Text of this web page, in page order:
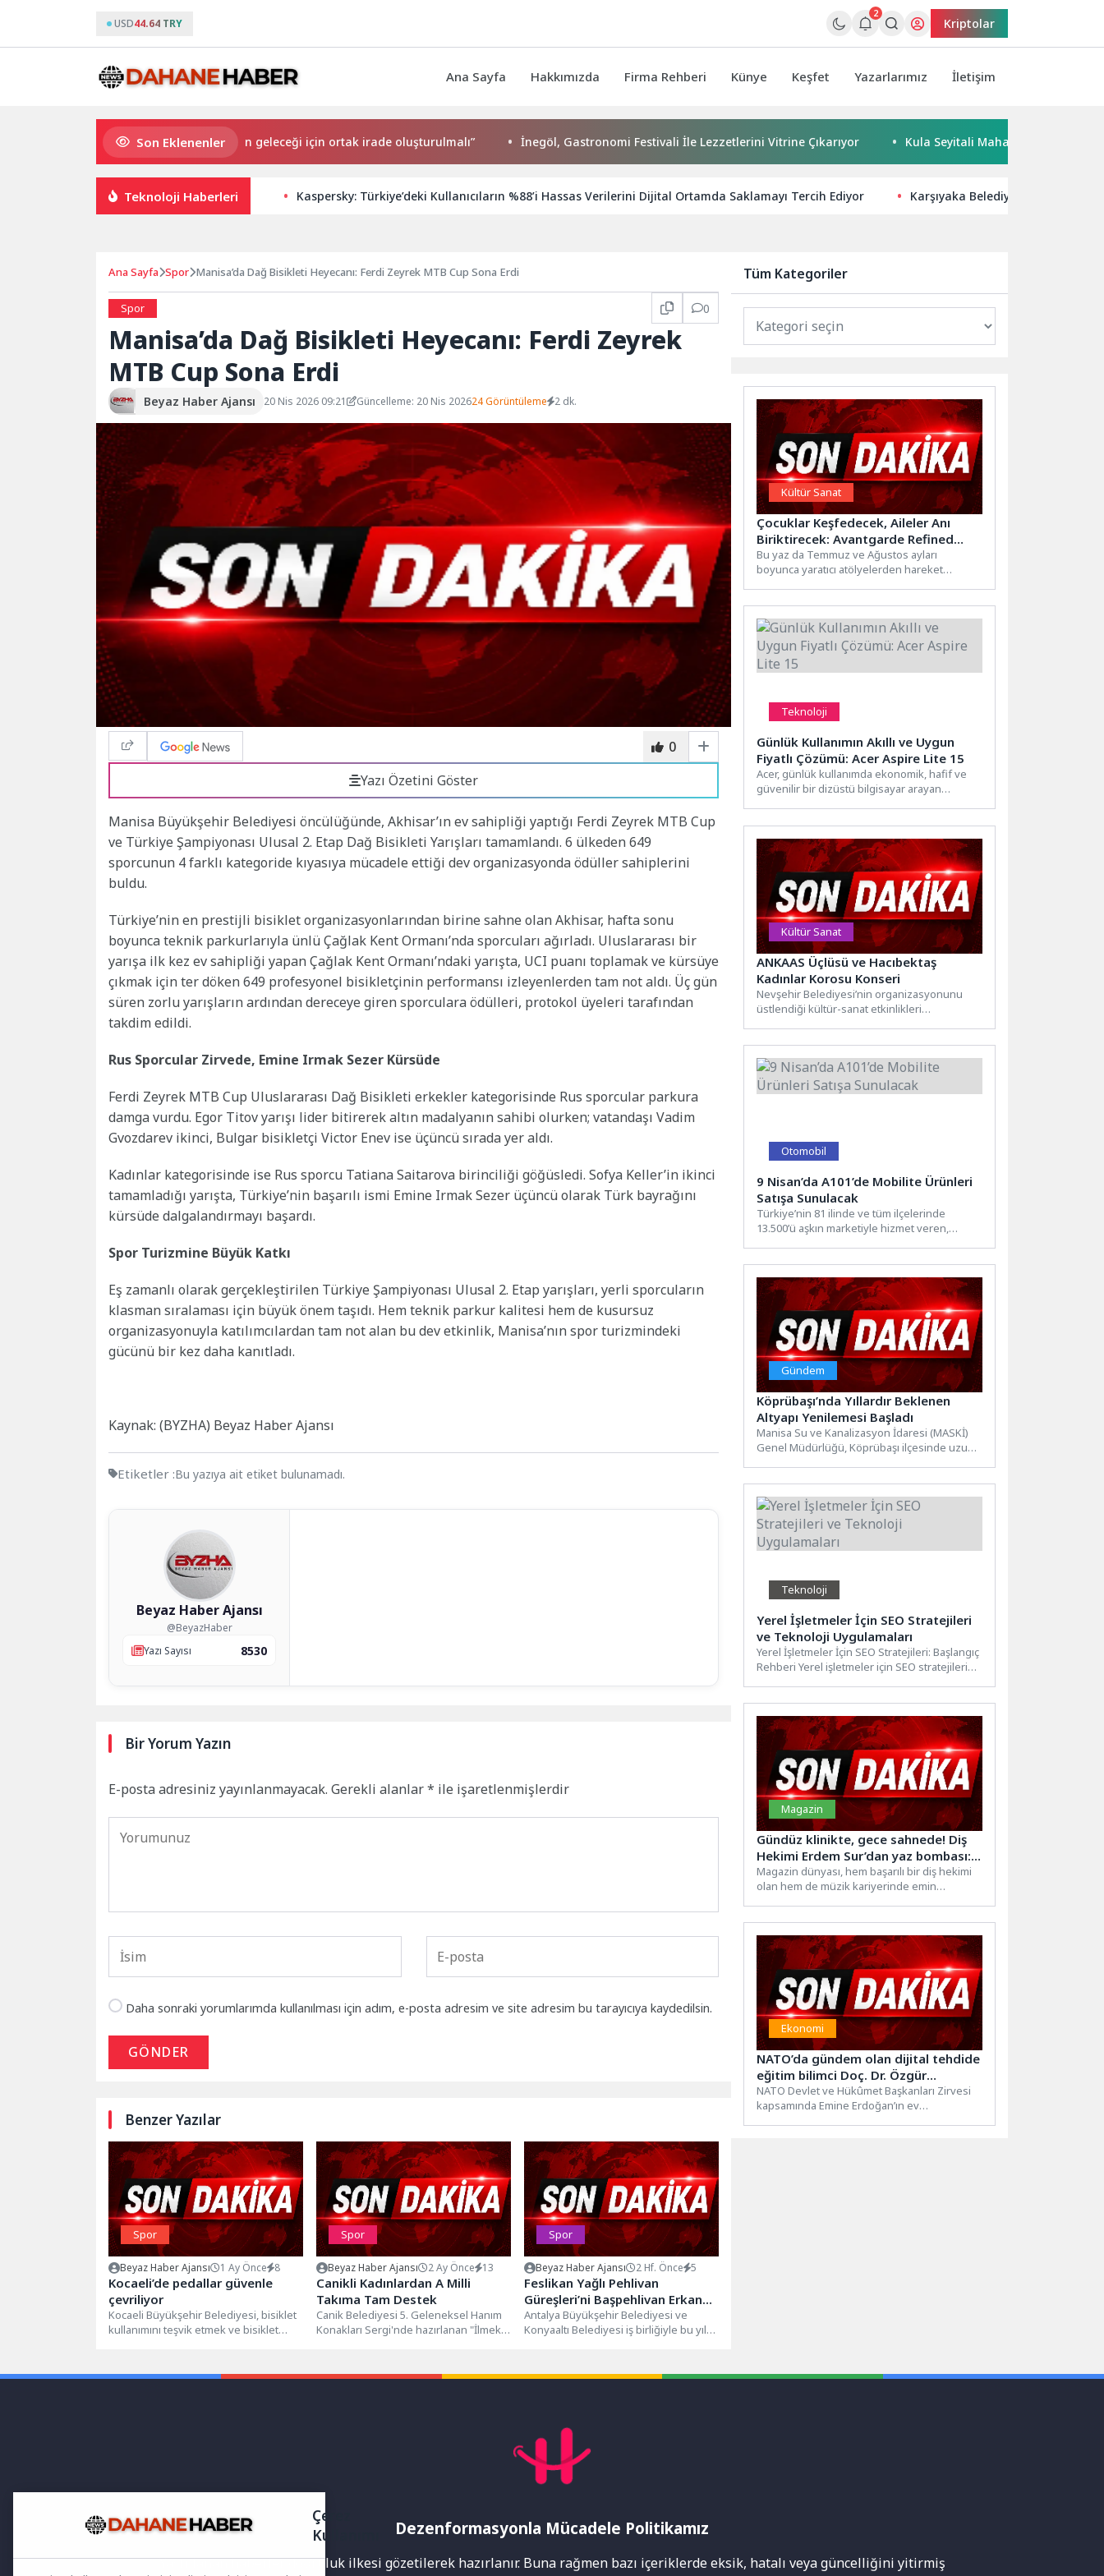
USD44.64 TRY
2
Kriptolar
Ana Sayfa Hakkımızda Firma Rehberi Künye Keşfet Yazarlarımız İletişim
Son Eklenenler
Başkan Yıldız Ünsal: “Kulübün geleceği için ortak irade oluşturulmalı” İnegöl, Gastronomi Festivali İle Lezzetlerini Vitrine Çıkarıyor Kula Seyitali Mahallesi’nde Sıcak Asfalt
Teknoloji Haberleri Kaspersky: Türkiye’deki Kullanıcıların %88’i Hassas Verilerini Dijital Ortamda Saklamayı Tercih Ediyor Karşıyaka Belediyesi’nden öncü
Ana Sayfa Spor Manisa’da Dağ Bisikleti Heyecanı: Ferdi Zeyrek MTB Cup Sona Erdi
Spor 0
Manisa’da Dağ Bisikleti Heyecanı: Ferdi Zeyrek
MTB Cup Sona Erdi
Beyaz Haber Ajansı 20 Nis 2026 09:21 Güncelleme: 20 Nis 202624 Görüntüleme 2 dk.
0
Yazı Özetini Göster
Manisa Büyükşehir Belediyesi öncülüğünde, Akhisar’ın ev sahipliği yaptığı Ferdi Zeyrek MTB Cup
ve Türkiye Şampiyonası Ulusal 2. Etap Dağ Bisikleti Yarışları tamamlandı. 6 ülkeden 649
sporcunun 4 farklı kategoride kıyasıya mücadele ettiği dev organizasyonda ödüller sahiplerini
buldu.
Türkiye’nin en prestijli bisiklet organizasyonlarından birine sahne olan Akhisar, hafta sonu
boyunca teknik parkurlarıyla ünlü Çağlak Kent Ormanı’nda sporcuları ağırladı. Uluslararası bir
yarışa ilk kez ev sahipliği yapan Çağlak Kent Ormanı’ndaki yarışta, UCI puanı toplamak ve kürsüye
çıkmak için ter döken 649 profesyonel bisikletçinin performansı izleyenlerden tam not aldı. Üç gün
süren zorlu yarışların ardından dereceye giren sporculara ödülleri, protokol üyeleri tarafından
takdim edildi.
Rus Sporcular Zirvede, Emine Irmak Sezer Kürsüde
Ferdi Zeyrek MTB Cup Uluslararası Dağ Bisikleti erkekler kategorisinde Rus sporcular parkura
damga vurdu. Egor Titov yarışı lider bitirerek altın madalyanın sahibi olurken; vatandaşı Vadim
Gvozdarev ikinci, Bulgar bisikletçi Victor Enev ise üçüncü sırada yer aldı.
Kadınlar kategorisinde ise Rus sporcu Tatiana Saitarova birinciliği göğüsledi. Sofya Keller’in ikinci
tamamladığı yarışta, Türkiye’nin başarılı ismi Emine Irmak Sezer üçüncü olarak Türk bayrağını
kürsüde dalgalandırmayı başardı.
Spor Turizmine Büyük Katkı
Eş zamanlı olarak gerçekleştirilen Türkiye Şampiyonası Ulusal 2. Etap yarışları, yerli sporcuların
klasman sıralaması için büyük önem taşıdı. Hem teknik parkur kalitesi hem de kusursuz
organizasyonuyla katılımcılardan tam not alan bu dev etkinlik, Manisa’nın spor turizmindeki
gücünü bir kez daha kanıtladı.
Kaynak: (BYZHA) Beyaz Haber Ajansı
Etiketler :Bu yazıya ait etiket bulunamadı.
Beyaz Haber Ajansı
@BeyazHaber
Yazı Sayısı
8530
Bir Yorum Yazın
E-posta adresiniz yayınlanmayacak. Gerekli alanlar* ile işaretlenmişlerdir
Daha sonraki yorumlarımda kullanılması için adım, e-posta adresim ve site adresim bu tarayıcıya kaydedilsin.
GÖNDER
Benzer Yazılar
Spor
Beyaz Haber Ajansı 1 Ay Önce 8
Kocaeli’de pedallar güvenle
çevriliyor
Kocaeli Büyükşehir Belediyesi, bisiklet
kullanımını teşvik etmek ve bisiklet
Spor
Beyaz Haber Ajansı 2 Ay Önce 13
Canikli Kadınlardan A Milli
Takıma Tam Destek
Canik Belediyesi 5. Geleneksel Hanım
Konakları Sergi'nde hazırlanan "İlmek
Spor
Beyaz Haber Ajansı 2 Hf. Önce 5
Feslikan Yağlı Pehlivan
Güreşleri’ni Başpehlivan Erkan
Taş kazandıf
Antalya Büyükşehir Belediyesi ve
Konyaaltı Belediyesi iş birliğiyle bu yıl
Tüm Kategoriler
Kültür Sanat
Çocuklar Keşfedecek, Aileler Anı
Biriktirecek: Avantgarde Refined
Yalıkavak’ta İlham Dolu Bir Yaz
Başladı!
Bu yaz da Temmuz ve Ağustos ayları
boyunca yaratıcı atölyelerden hareket
Teknoloji
Günlük Kullanımın Akıllı ve Uygun
Fiyatlı Çözümü: Acer Aspire Lite 15
Acer, günlük kullanımda ekonomik, hafif ve
güvenilir bir dizüstü bilgisayar arayan
Kültür Sanat
ANKAAS Üçlüsü ve Hacıbektaş
Kadınlar Korosu Konseri
Nevşehir Belediyesi’nin organizasyonunu
üstlendiği kültür-sanat etkinlikleri
Otomobil
9 Nisan’da A101’de Mobilite Ürünleri
Satışa Sunulacak
Türkiye’nin 81 ilinde ve tüm ilçelerinde
13.500’ü aşkın marketiyle hizmet veren,
Gündem
Köprübaşı’nda Yıllardır Beklenen
Altyapı Yenilemesi Başladı
Manisa Su ve Kanalizasyon İdaresi (MASKİ)
Genel Müdürlüğü, Köprübaşı ilçesinde uzun
Teknoloji
Yerel İşletmeler İçin SEO Stratejileri
ve Teknoloji Uygulamaları
Yerel İşletmeler İçin SEO Stratejileri: Başlangıç
Rehberi Yerel işletmeler için SEO stratejileri
Magazin
Gündüz klinikte, gece sahnede! Diş
Hekimi Erdem Sur’dan yaz bombası:
Cilvelim
Magazin dünyası, hem başarılı bir diş hekimi
olan hem de müzik kariyerinde emin
Ekonomi
NATO’da gündem olan dijital tehdide
eğitim bilimci Doç. Dr. Özgür
Bolat’tan ailelere kritik uyarı: “Çözüm
yasak değil, öz denetim”
NATO Devlet ve Hükûmet Başkanları Zirvesi
kapsamında Emine Erdoğan’ın ev
Dezenformasyonla Mücadele Politikamız
Yayınlanan haberler doğruluk ilkesi gözetilerek hazırlanır. Buna rağmen bazı içeriklerde eksik, hatalı veya güncelliğini yitirmiş
Çerez
Kullanımı